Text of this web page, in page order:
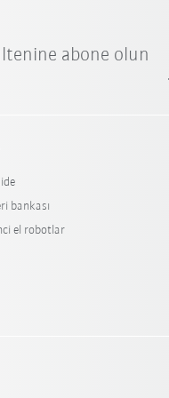
abone olun
bankası
el robotlar